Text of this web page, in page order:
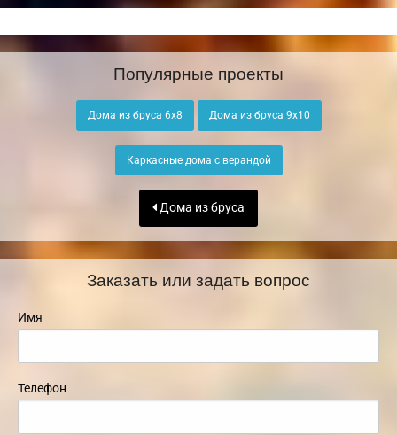
Популярные проекты
Дома из бруса 6х8 Дома из бруса 9х10
Каркасные дома с верандой
Дома из бруса
Заказать или задать вопрос
Имя
Телефон